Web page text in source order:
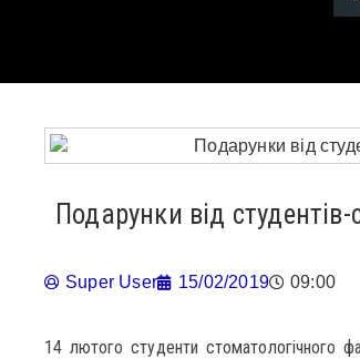
Подарунки від
Super User 15/02/2019 09:00
14 лютого студенти стоматологічного